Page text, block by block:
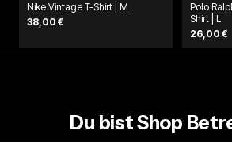
Nike Vintage T-Shirt | M
38,00 €
Polo
Shirt | L
26,00 €
Du bist Shop